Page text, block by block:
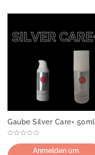
Gaube Silver Care+ 50ml
Anmelden um